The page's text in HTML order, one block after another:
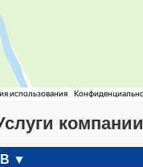
компании
▼